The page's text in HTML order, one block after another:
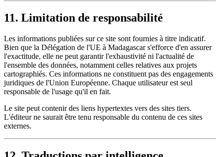
11. Limitation de responsabilité
Les informations publiées sur ce site sont fournies à titre indicatif.
Bien que la Délégation de l'UE à Madagascar s'efforce d'en assurer
l'exactitude, elle ne peut garantir l'exhaustivité ni l'actualité de
l'ensemble des données, notamment celles relatives aux projets
cartographiés. Ces informations ne constituent pas des engagements
juridiques de l'Union Européenne. Chaque utilisateur est seul
responsable de l'usage qu'il en fait.
Le site peut contenir des liens hypertextes vers des sites tiers.
L'éditeur ne saurait être tenu responsable du contenu de ces sites
externes.